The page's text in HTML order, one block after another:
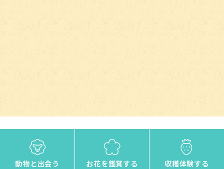
動物と出会う お花を鑑賞する 収穫体験する